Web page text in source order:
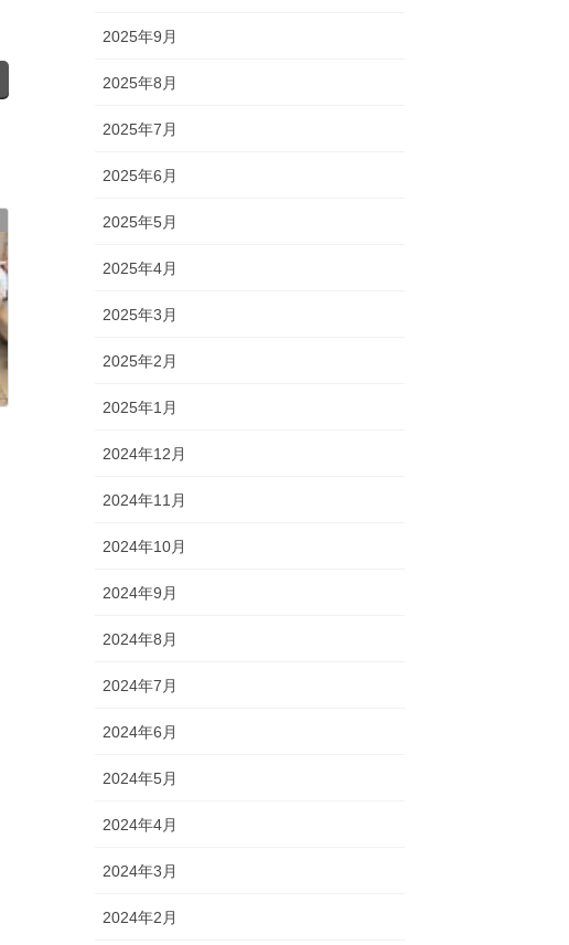
2025年9月
2025年8月
2025年7月
2025年6月
2025年5月
2025年4月
2025年3月
2025年2月
2025年1月
2024年12月
2024年11月
2024年10月
2024年9月
2024年8月
2024年7月
2024年6月
2024年5月
2024年4月
2024年3月
2024年2月